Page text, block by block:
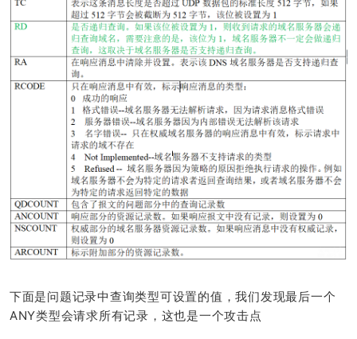
下面是问题记录中查询类型可设置的值，我们发现最后一个
ANY类型会请求所有记录，这也是一个攻击点